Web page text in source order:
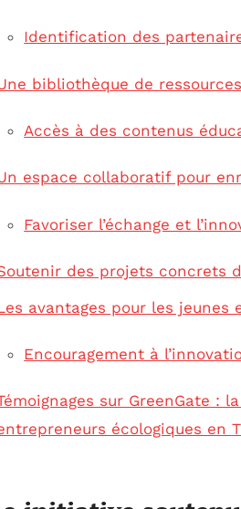
Identification des
bibliothèque de
Accès à des contenus
espace collaboratif pour
Favoriser l’échange et
des projets concrets
avantages pour les jeunes
Encouragement à
sur GreenGate :
écologiques en